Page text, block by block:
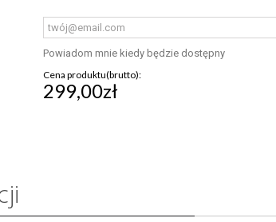
Powiadom mnie kiedy będzie dostępny
Cena produktu(brutto):
299,00zł